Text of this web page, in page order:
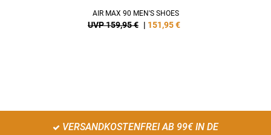
AIR MAX 90 MEN'S SHOES
UVP 159,95 € | 151,95€
VERSANDKOSTENFREI AB 99€ IN DE